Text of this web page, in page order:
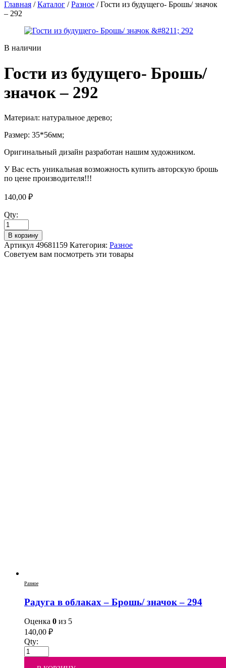
Главная /Каталог /Разное / Гости из будущего- Брошь/ значок
– 292
В наличии
Гости из будущего- Брошь/
значок – 292
Материал: натуральное дерево;
Размер: 35*56мм;
Оригинальный дизайн разработан нашим художником.
У Вас есть уникальная возможность купить авторскую брошь
по цене производителя!!!
140,00 ₽
Qty:
В корзину
Артикул 49681159 Категория: Разное
Советуем вам посмотреть эти товары
Разное
Радуга в облаках – Брошь/ значок – 294
Оценка 0 из 5
140,00 ₽
Qty: